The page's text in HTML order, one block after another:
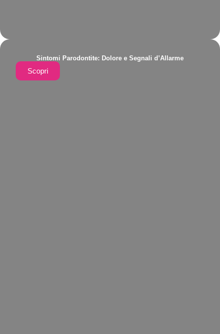
Sintomi Parodontite: Dolore e Segnali d’Allarme
Scopri